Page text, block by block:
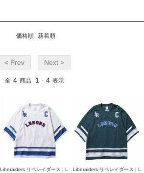
価格順 新着順
< Prev Next >
全 4 商品 1 - 4 表示
Liberaiders リベレイダース | L
Liberaiders リベレイダース | L